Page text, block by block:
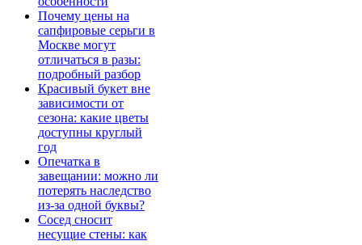
Почему цены на
сапфировые серьги в
Москве могут
отличаться в разы:
подробный разбор
Красивый букет вне
зависимости от
сезона: какие цветы
доступны круглый
год
Опечатка в
завещании: можно ли
потерять наследство
из-за одной буквы?
Сосед сносит
несущие стены: как